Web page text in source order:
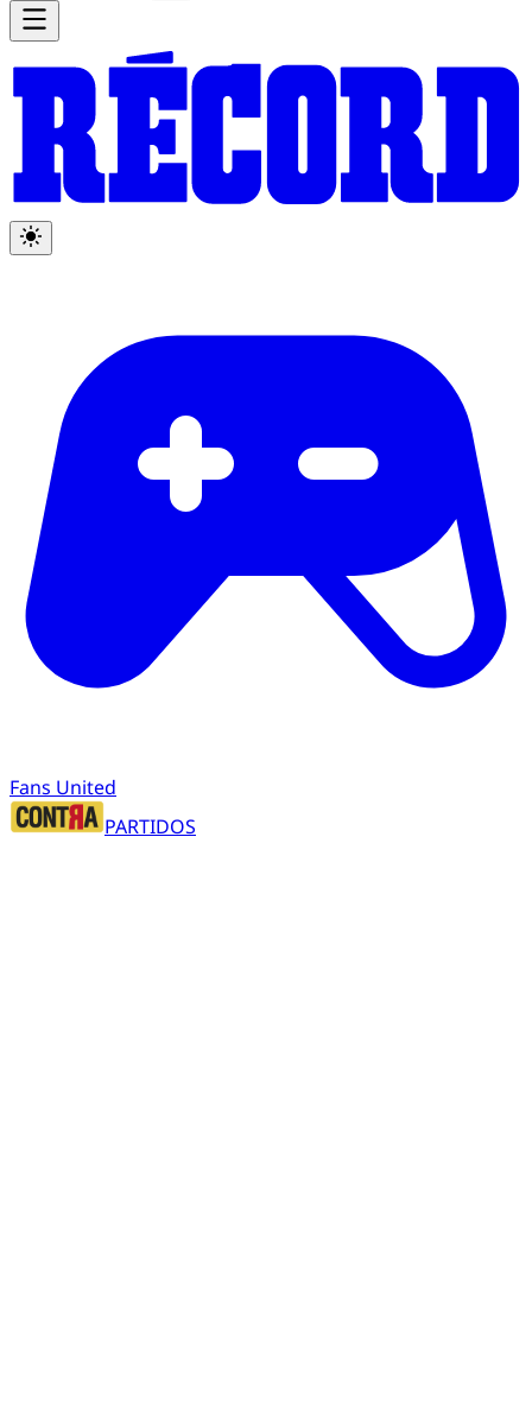
Fans United
PARTIDOS